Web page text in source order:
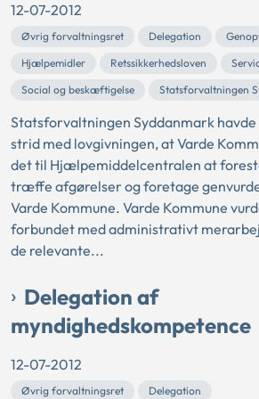
12-07-2012
Øvrig forvaltningsret Delegation
Hjælpemidler
Retssikkerhedsloven
Social og beskæftigelse
Statsforvaltningen
Statsforvaltningen Syddanmark
strid med lovgivningen, at Varde
det til Hjælpemiddelcentralen at
træffe afgørelser og foretage
Varde Kommune. Varde Kommune
forbundet med administrativt
de relevante...
Delegation af
myndighedskompetence
12-07-2012
Øvrig forvaltningsret
Delegation